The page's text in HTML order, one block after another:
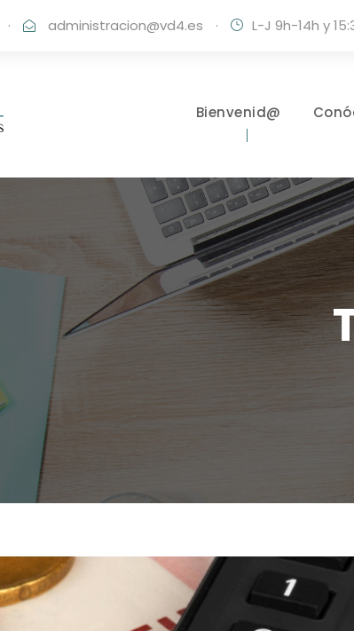
· administracion@vd4.es · L-J 9h-14h y
Bienvenid@